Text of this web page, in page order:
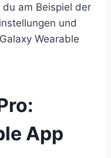
am Beispiel der
und
Wearable
App